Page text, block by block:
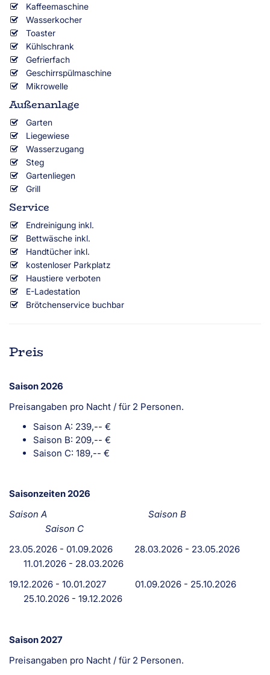
Kaffeemaschine
Wasserkocher
Toaster
Kühlschrank
Gefrierfach
Geschirrspülmaschine
Mikrowelle
Außenanlage
Garten
Liegewiese
Wasserzugang
Steg
Gartenliegen
Grill
Service
Endreinigung inkl.
Bettwäsche inkl.
Handtücher inkl.
kostenloser Parkplatz
Haustiere verboten
E-Ladestation
Brötchenservice buchbar
Preis
Saison 2026
Preisangaben pro Nacht / für 2 Personen.
Saison A: 239,-- €
Saison B: 209,-- €
Saison C: 189,-- €
Saisonzeiten 2026
Saison A
Saison B
Saison C
23.05.2026 - 01.09.2026 28.03.2026 - 23.05.2026
11.01.2026 - 28.03.2026
19.12.2026 - 10.01.2027 01.09.2026 - 25.10.2026
25.10.2026 - 19.12.2026
Saison 2027
Preisangaben pro Nacht / für 2 Personen.